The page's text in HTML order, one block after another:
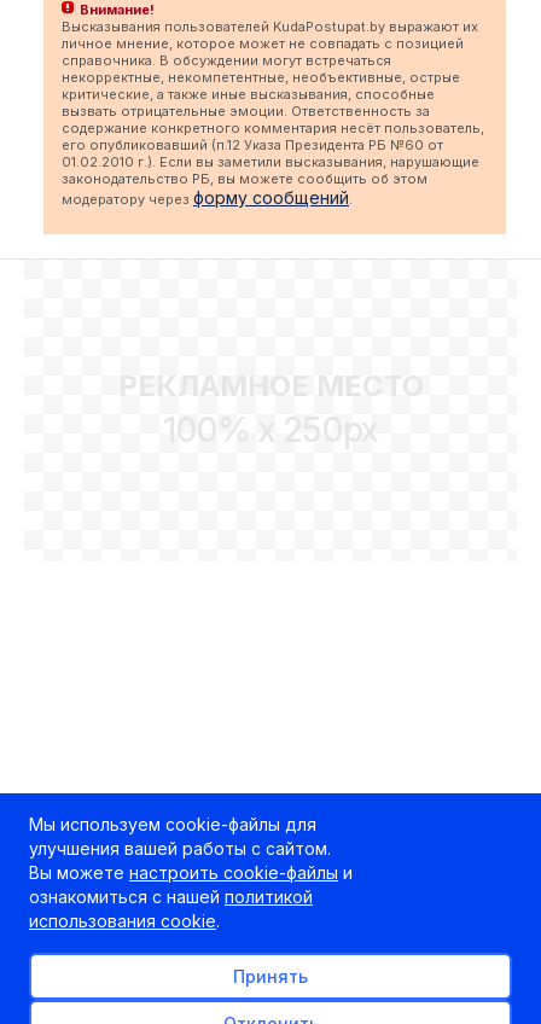
Внимание!
Высказывания пользователей KudaPostupat.by выражают их
личное мнение, которое может не совпадать с позицией
справочника. В обсуждении могут встречаться
некорректные, некомпетентные, необъективные, острые
критические, а также иные высказывания, способные
вызвать отрицательные эмоции. Ответственность за
содержание конкретного комментария несёт пользователь,
его опубликовавший (п.12 Указа Президента РБ №60 от
01.02.2010 г.). Если вы заметили высказывания, нарушающие
законодательство РБ, вы можете сообщить об этом
модератору через форму сообщений.
РЕКЛАМНОЕ МЕСТО
100% x 250px
Мы используем cookie-файлы для
улучшения вашей работы с сайтом.
Вы можете настроить cookie-файлы и
ознакомиться с нашей политикой
использования cookie.
Принять